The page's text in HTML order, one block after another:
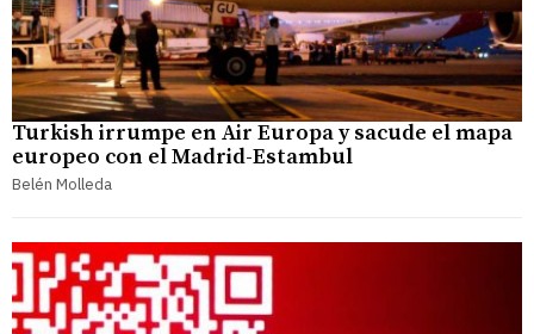
Turkish irrumpe en Air Europa y sacude el mapa
europeo con el Madrid-Estambul
Belén Molleda